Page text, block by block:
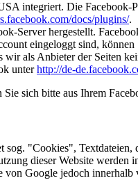
integriert. Die Facebook-
docs/plugins/.
Server hergestellt.
eingeloggt sind,
als Anbieter der Seiten
unterhttp://de-
sich bitte aus Ihrem
"Cookies", Textdateien,
dieser Website werden
Google jedoch